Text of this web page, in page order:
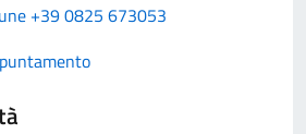
+39 0825 673053